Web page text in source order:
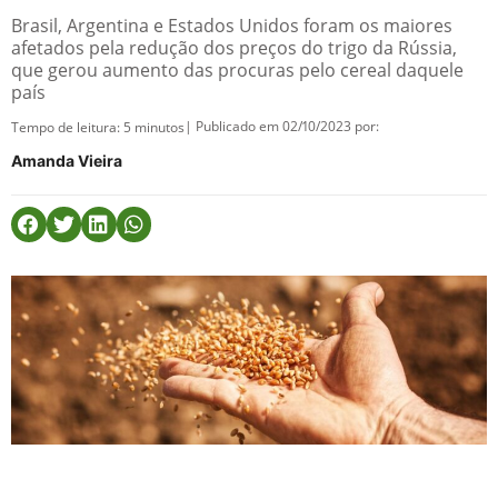
Brasil, Argentina e Estados Unidos foram os maiores
afetados pela redução dos preços do trigo da Rússia,
que gerou aumento das procuras pelo cereal daquele
país
Tempo de leitura: 5 minutos | Publicado em 02/10/2023 por:
Amanda Vieira